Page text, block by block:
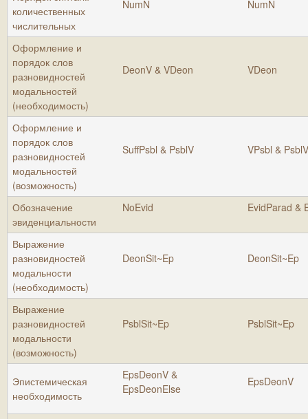
количественных
числительных
NumN NumN
Оформление и
порядок слов
разновидностей
модальностей
(необходимость)
DeonV & VDeon VDeon
Оформление и
порядок слов
разновидностей
модальностей
(возможность)
SuffPsbl & PsblV VPsbl & PsblV
Обозначение
эвиденциальности
NoEvid EvidParad &
Выражение
разновидностей
модальности
(необходимость)
DeonSit~Ep DeonSit~Ep
Выражение
разновидностей
модальности
(возможность)
PsblSit~Ep PsblSit~Ep
Эпистемическая
необходимость
EpsDeonV &
EpsDeonElse
EpsDeonV